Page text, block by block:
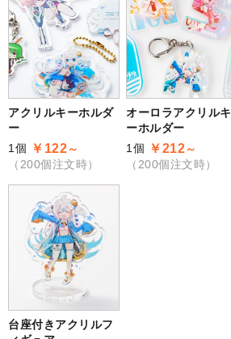
アクリルキーホルダ
ー
1個 ￥122～
（200個注文時）
オーロラアクリルキ
ーホルダー
1個 ￥212～
（200個注文時）
台座付きアクリルフ